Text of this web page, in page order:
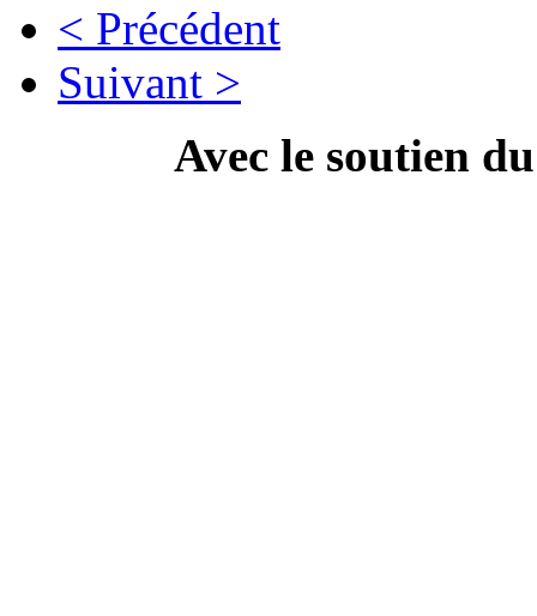
< Précédent
Suivant >
Avec le soutien